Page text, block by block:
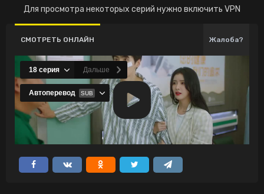
Для просмотра некоторых серий нужно включить VPN
СМОТРЕТЬ ОНЛАЙН Жалоба?